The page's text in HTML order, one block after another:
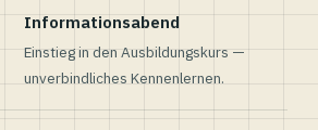
Informationsabend
Einstieg in den Ausbildungskurs —
unverbindliches Kennenlernen.